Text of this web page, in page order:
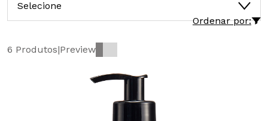
Selecione
Ordenar por:
6 Produtos|Preview